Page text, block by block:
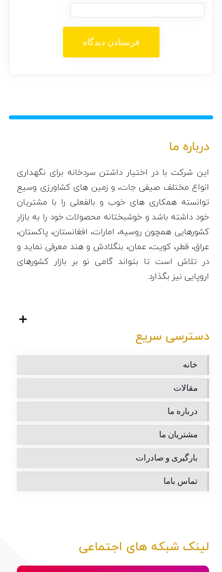
درباره ما
این شرکت با در اختیار داشتن سردخانه برای نگهداری
انواع مختلف صیفی جات، و زمین های کشاورزی وسیع
توانسته همکاری های خوب و بالفعلی را با مشتریان
خود داشته باشد و خوشبختانه محصولات خود را به بازار
کشورهایی همچون روسیه، امارات، افغانستان، پاکستان،
عراق، قطر، کویت، عمان، بنگلادش و هند معرفی نماید و
در تلاش است تا بتواند گامی نو بر بازار کشورهای
اروپایی نیز بگذارد.
دسترسی سریع
خانه
مقالات
درباره ما
مشتریان ما
بارگیری و صادرات
تماس باما
لینک شبکه های اجتماعی